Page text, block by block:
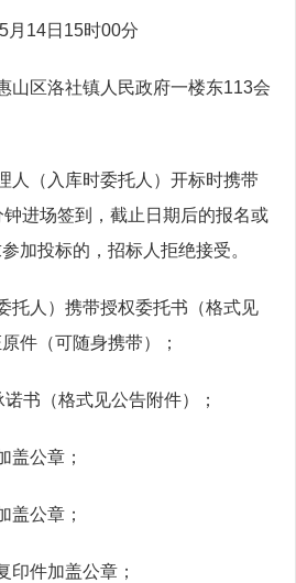
月14日15时00分
山区洛社镇人民政府一楼东113会
人（入库时委托人）开标时携带
进场签到，截止日期后的报名或
加投标的，招标人拒绝接受。
托人）携带授权委托书（格式见
件（可随身携带）；
诺书（格式见公告附件）；
盖公章；
盖公章；
印件加盖公章；